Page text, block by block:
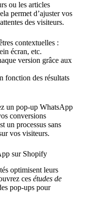
ou les articles
permet d’ajuster vos
des visiteurs.
contextuelles :
écran, etc.
version grâce aux
fonction des résultats
un pop-up WhatsApp
conversions
un processus sans
vos visiteurs.
sur Shopify
optimisent leurs
ces études de
pop-ups pour